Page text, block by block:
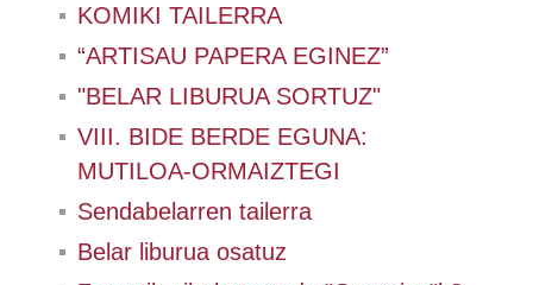
KOMIKI TAILERRA
“ARTISAU PAPERA EGINEZ”
"BELAR LIBURUA SORTUZ"
VIII. BIDE BERDE EGUNA:
MUTILOA-ORMAIZTEGI
Sendabelarren tailerra
Belar liburua osatuz